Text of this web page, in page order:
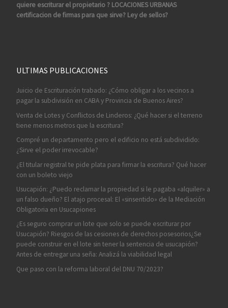
quiere escriturar el propietario ? LOCACIONES URBANAS
certificacion de firmas para que sirve? Ley de sellos?
ULTIMAS PUBLICACIONES
Juicio de Escrituración trabado: ¿Cómo obligar a los vecinos a
pagar la subdivisión en CABA y Provincia de Buenos Aires?
Venta de Lotes y Conflictos de Linderos: ¿Qué hacer si el terreno
tiene menos metros que la escritura?
Compré un departamento pero el edificio no está subdividido:
¿Sirve el poder irrevocable?
¿El titular registral te pide plata para firmar la escritura? Qué hacer
con un boleto viejo
Usucapión: ¿Puedo reclamar la propiedad si le pagaba «alquiler» a
un falso dueño? El atajo procesal: El «sinsentido» de la Mediación
Obligatoria en Usucapiones
¿Es seguro comprar un lote que solo se puede escriturar por
Usucapión? Riesgos de las cesiones de derechos posesorios¿Se
puede construir en el lote sin tener la sentencia de usucapión?
Antes de entregar una seña: Analizá la viabilidad legal
Que paso con la reforma laboral del DNU 70/2023?